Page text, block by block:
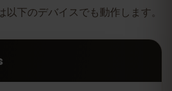
以下のデバイスでも動作します。